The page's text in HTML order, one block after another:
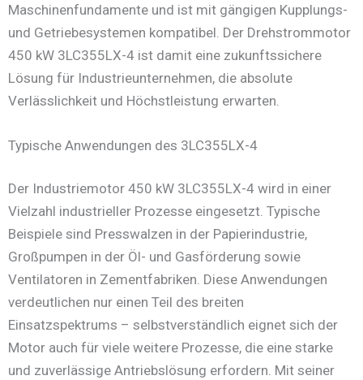
Maschinenfundamente und ist mit gängigen Kupplungs-
und Getriebesystemen kompatibel. Der Drehstrommotor
450 kW 3LC355LX-4 ist damit eine zukunftssichere
Lösung für Industrieunternehmen, die absolute
Verlässlichkeit und Höchstleistung erwarten.
Typische Anwendungen des 3LC355LX-4
Der Industriemotor 450 kW 3LC355LX-4 wird in einer
Vielzahl industrieller Prozesse eingesetzt. Typische
Beispiele sind Presswalzen in der Papierindustrie,
Großpumpen in der Öl- und Gasförderung sowie
Ventilatoren in Zementfabriken. Diese Anwendungen
verdeutlichen nur einen Teil des breiten
Einsatzspektrums – selbstverständlich eignet sich der
Motor auch für viele weitere Prozesse, die eine starke
und zuverlässige Antriebslösung erfordern. Mit seiner